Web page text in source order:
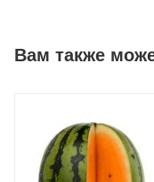
Вам также